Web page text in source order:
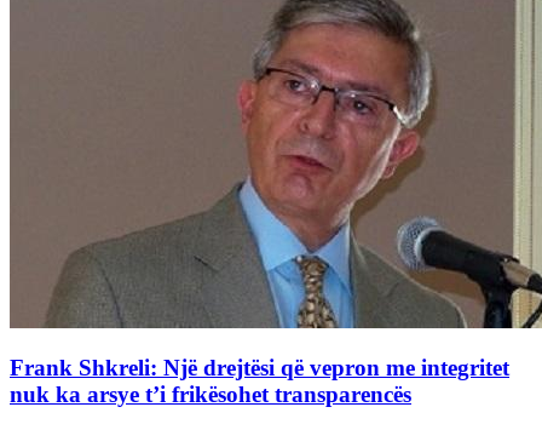
Frank Shkreli: Një drejtësi që vepron me integritet
nuk ka arsye t’i frikësohet transparencës